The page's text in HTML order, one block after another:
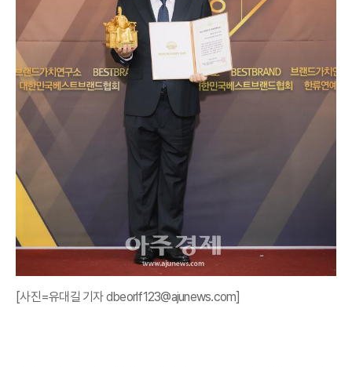
[사진=유대길 기자 dbeorlf123@ajunews.com]